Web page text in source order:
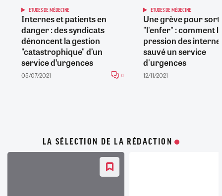
ETUDES DE MÉDECINE
Internes et patients en
danger : des syndicats
dénoncent la gestion
"catastrophique" d’un
service d’urgences
05/07/2021 0
ETUDES DE MÉDECINE
Une grève pour
"l'enfer" : comment
pression des
sauvé un service
d'urgences
12/11/2021
LA SÉLECTION DE LA RÉDACTION